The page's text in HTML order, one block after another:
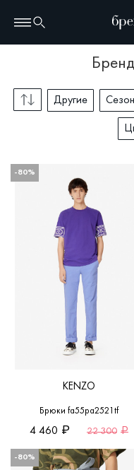
Другие Сезон
-80%
KENZO
Брюки fa55pa2521tf
4 460 22 300
-80%